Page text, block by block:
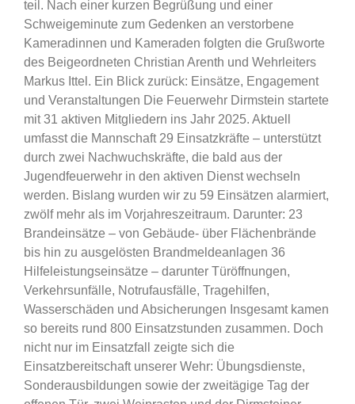
teil. Nach einer kurzen Begrüßung und einer
Schweigeminute zum Gedenken an verstorbene
Kameradinnen und Kameraden folgten die Grußworte
des Beigeordneten Christian Arenth und Wehrleiters
Markus Ittel. Ein Blick zurück: Einsätze, Engagement
und Veranstaltungen Die Feuerwehr Dirmstein startete
mit 31 aktiven Mitgliedern ins Jahr 2025. Aktuell
umfasst die Mannschaft 29 Einsatzkräfte – unterstützt
durch zwei Nachwuchskräfte, die bald aus der
Jugendfeuerwehr in den aktiven Dienst wechseln
werden. Bislang wurden wir zu 59 Einsätzen alarmiert,
zwölf mehr als im Vorjahreszeitraum. Darunter: 23
Brandeinsätze – von Gebäude- über Flächenbrände
bis hin zu ausgelösten Brandmeldeanlagen 36
Hilfeleistungseinsätze – darunter Türöffnungen,
Verkehrsunfälle, Notrufausfälle, Tragehilfen,
Wasserschäden und Absicherungen Insgesamt kamen
so bereits rund 800 Einsatzstunden zusammen. Doch
nicht nur im Einsatzfall zeigte sich die
Einsatzbereitschaft unserer Wehr: Übungsdienste,
Sonderausbildungen sowie der zweitägige Tag der